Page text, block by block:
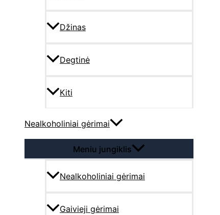
Džinas
Degtinė
Kiti
Nealkoholiniai gėrimai
Meniu jungiklis
Nealkoholiniai gėrimai
Gaivieji gėrimai